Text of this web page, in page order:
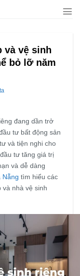
và vệ sinh
bỏ lỡ năm
đang dần trở
tư bất động sản
và tiện nghi cho
tư tăng giá trị
và dễ dàng
Nẵng tìm hiểu các
và nhà vệ sinh